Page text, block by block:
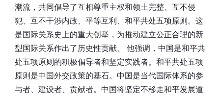
潮流，共同倡导了互相尊重主权和领土完整、互不侵
犯、互不干涉内政、平等互利、和平共处五项原则。这
是国际关系史上的重大创举，为推动建立公正合理的新
型国际关系作出了历史性贡献。 他强调，中国是和平共
处五项原则的积极倡导者和坚定实践者。和平共处五项
原则是中国外交政策的基石。中国是当代国际体系的参
与者、建设者、贡献者。中国将坚定不移走和平发展道